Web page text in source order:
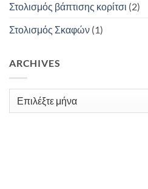
Στολισμός βάπτισης κορίτσι (2)
Στολισμός Σκαφών (1)
ARCHIVES
Archives